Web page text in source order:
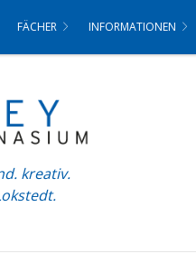
FÄCHER INFORMATIONEN
kreativ.